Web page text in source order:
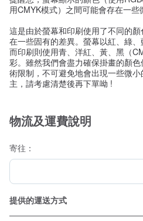
用CMYK模式）之間可能會存在一些
這是由於螢幕和印刷使用了不同的
在一些固有的差異。螢幕以紅、綠
而印刷則使用青、洋紅、黃、黑（
彩。雖然我們會盡力確保掛畫的顏
術限制，不可避免地會出現一些微
主，請考慮清楚後再下單呦 !
物流及運費說明
寄往：
提供的運送方式